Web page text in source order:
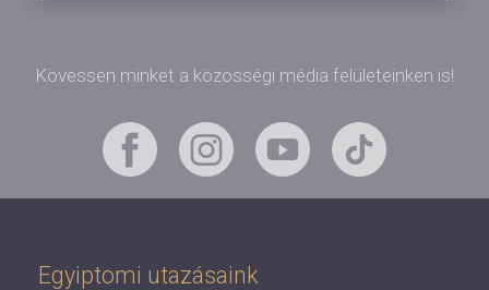
Kövessen minket a közösségi média felületeinken is!
Egyiptomi utazásaink